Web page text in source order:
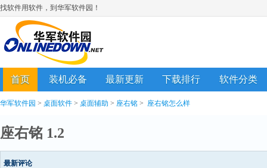
找软件用软件，到华军软件园！
首页 装机必备 最新更新 下载排行 软件分类
华军软件园 > 桌面软件 > 桌面辅助 > 座右铭 > 座右铭怎么样
座右铭 1.2
最新评论